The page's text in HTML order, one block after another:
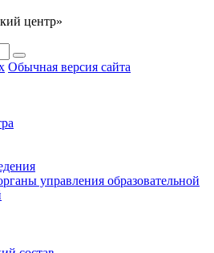
центр»
Обычная версия сайта
управления образовательной